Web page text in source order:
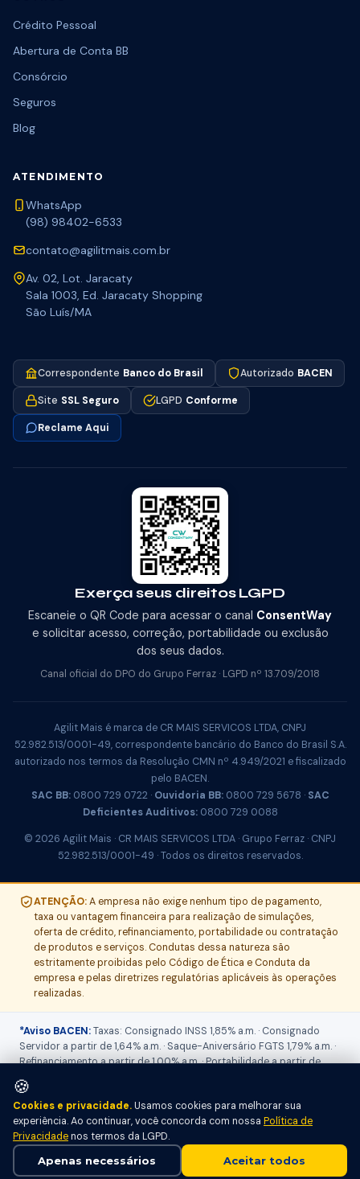
Crédito Pessoal
Abertura de Conta BB
Consórcio
Seguros
Blog
ATENDIMENTO
WhatsApp
(98) 98402-6533
contato@agilitmais.com.br
Av. 02, Lot. Jaracaty
Sala 1003, Ed. Jaracaty Shopping
São Luís/MA
Correspondente Banco do Brasil Autorizado BACEN
Site SSL Seguro LGPD Conforme
Reclame Aqui
Exerça seus direitos LGPD
Escaneie o QR Code para acessar o canal ConsentWay
e solicitar acesso, correção, portabilidade ou exclusão
dos seus dados.
Canal oficial do DPO do Grupo Ferraz · LGPD nº 13.709/2018
Agilit Mais é marca de CR MAIS SERVICOS LTDA, CNPJ
52.982.513/0001-49, correspondente bancário do Banco do Brasil S.A.
autorizado nos termos da Resolução CMN nº 4.949/2021 e fiscalizado
pelo BACEN.
SAC BB:0800 729 0722 · Ouvidoria BB:0800 729 5678 · SAC
Deficientes Auditivos:0800 729 0088
© 2026 Agilit Mais · CR MAIS SERVICOS LTDA · Grupo Ferraz · CNPJ
52.982.513/0001-49 · Todos os direitos reservados.
ATENÇÃO:A empresa não exige nenhum tipo de pagamento,
taxa ou vantagem financeira para realização de simulações,
oferta de crédito, refinanciamento, portabilidade ou contratação
de produtos e serviços. Condutas dessa natureza são
estritamente proibidas pelo Código de Ética e Conduta da
empresa e pelas diretrizes regulatórias aplicáveis às operações
realizadas.
*Aviso BACEN:Taxas: Consignado INSS 1,85% a.m. · Consignado
Servidor a partir de 1,64% a.m. · Saque-Aniversário FGTS 1,79% a.m. ·
Refinanciamento a partir de 1,00% a.m. · Portabilidade a partir de
1,73% a.m. O
atendimento, pois varia conforme produto, prazo, valor contratado,
IOF, seguros, tarifas e perfil de crédito. Operações sujeitas a análise
e aprovação pelo Banco do Brasil S.A. Informações sobre tarifas,
IOF, seguros e demais encargos disponíveis na proposta final.
Todas as operações são realizadas pelo Banco do Brasil S.A. (CNPJ
00.000.000/0001-91). Conforme Resolução BCB nº 4.881/2020.
🍪
Cookies e privacidade.Usamos cookies para melhorar sua
experiência. Ao continuar, você concorda com nossa Política de
Privacidadenos termos da LGPD.
Apenas necessários
Aceitar todos